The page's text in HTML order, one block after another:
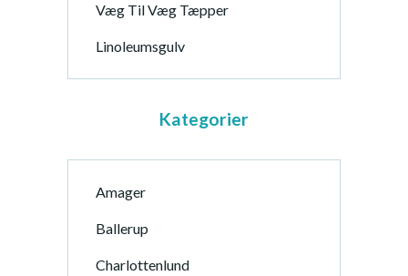
Væg Til Væg Tæpper
Linoleumsgulv
Kategorier
Amager
Ballerup
Charlottenlund